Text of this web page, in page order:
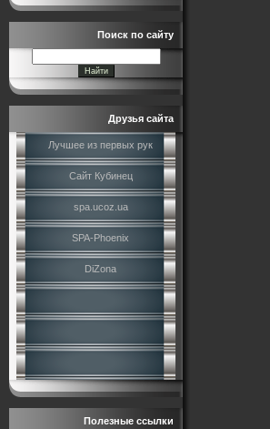
Поиск по сайту
Друзья сайта
Лучшее из первых рук
Сайт Кубинец
spa.ucoz.ua
SPA-Phoenix
DiZona
Полезные ссылки